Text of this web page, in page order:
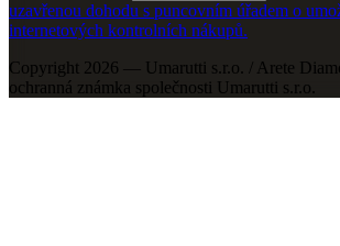
uzavřenou dohodu s puncovním úřadem o
internetových kontrolních nákupů.
Copyright 2026 — Umarutti s.r.o. / Arete
ochranná známka společnosti Umarutti s.r.o.